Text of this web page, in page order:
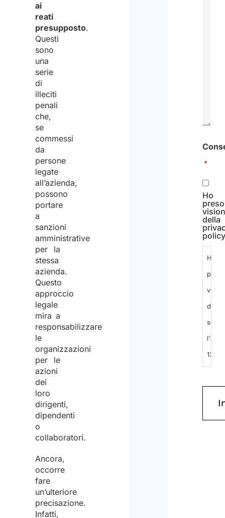
ai
reati
presupposto.
Questi
sono
una
serie
di
illeciti
penali
che,
se
commessi
da
persone
legate
all’azienda,
possono
portare
a
sanzioni
amministrative
per la
stessa
azienda.
Questo
approccio
legale
mira a
responsabilizzare
le
organizzazioni
per le
azioni
dei
loro
dirigenti,
dipendenti
o
collaboratori.
Ancora,
occorre
fare
un’ulteriore
precisazione.
Infatti,
*
Ho
preso
della
policy
Ho
preso
13
GDPR
ed